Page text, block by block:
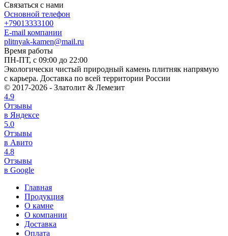
Связаться с нами
Основной телефон
+79013333100
E-mail компании
plitnyak-kamen@mail.ru
Время работы
ПН-ПТ, с 09:00 до 22:00
Экологически чистый природный камень плитняк напрямую
с карьера. Доставка по всей территории России
© 2017-2026 - Златолит & Лемезит
4.9
Отзывы
в Яндексе
5.0
Отзывы
в Авито
4.8
Отзывы
в Google
Главная
Продукция
О камне
О компании
Доставка
Оплата